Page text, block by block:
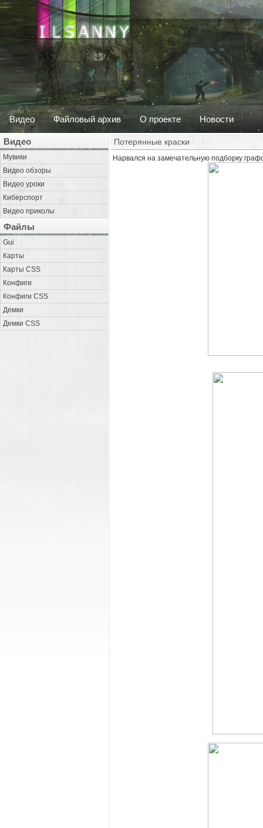
Видео Файловый архив О проекте Новости
Видео
Мувики
Видео обзоры
Видео уроки
Киберспорт
Видео приколы
Файлы
Gui
Карты
Карты CSS
Конфиги
Конфиги CSS
Демки
Демки CSS
Потерянные краски
Нарвался на замечательную подборку